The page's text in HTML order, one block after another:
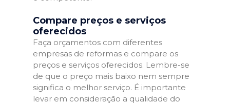
Compare preços e serviços
oferecidos
Faça orçamentos com diferentes
empresas de reformas e compare os
preços e serviços oferecidos. Lembre-se
de que o preço mais baixo nem sempre
significa o melhor serviço. É importante
levar em consideração a qualidade do